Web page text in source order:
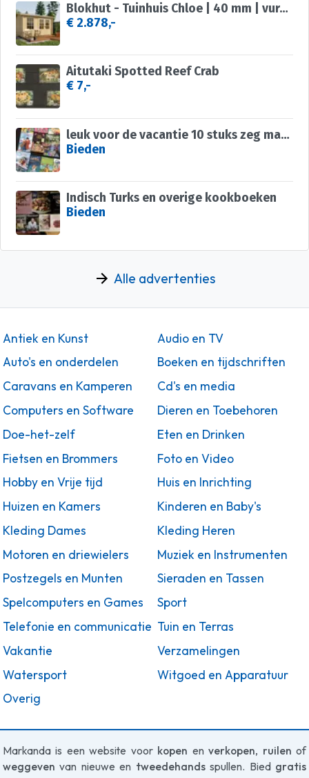
Blokhut - Tuinhuis Chloe | 40 mm | vuren onbehandeld
€ 2.878,-
Aitutaki Spotted Reef Crab
€ 7,-
leuk voor de vacantie 10 stuks zeg maar nieuw
Bieden
Indisch Turks en overige kookboeken
Bieden
Alle advertenties
Antiek en Kunst
Audio en TV
Auto's en onderdelen
Boeken en tijdschriften
Caravans en Kamperen
Cd's en media
Computers en Software
Dieren en Toebehoren
Doe-het-zelf
Eten en Drinken
Fietsen en Brommers
Foto en Video
Hobby en Vrije tijd
Huis en Inrichting
Huizen en Kamers
Kinderen en Baby's
Kleding Dames
Kleding Heren
Motoren en driewielers
Muziek en Instrumenten
Postzegels en Munten
Sieraden en Tassen
Spelcomputers en Games
Sport
Telefonie en communicatie Tuin en Terras
Vakantie
Verzamelingen
Watersport
Witgoed en Apparatuur
Overig
Markanda is een website voor kopen enverkopen, ruilen of
weggeven van nieuwe en tweedehandsspullen. Bied gratis